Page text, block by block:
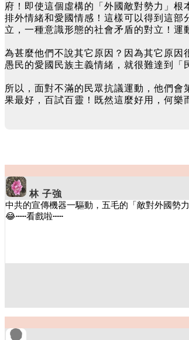
府！即使這個虛構的「外國敵對勢力」
排外情緒和愛國情感！這樣可以得到這
立，一種意識形態的社會矛盾的對立！運
為甚麼他們不說其它原因？因為其它原
愚民的愛國民族主義情緒，就很難達到「
所以，面對不滿的民眾抗議運動，他們
果最好，百試百靈！既然這麼好用，何樂
林 子強